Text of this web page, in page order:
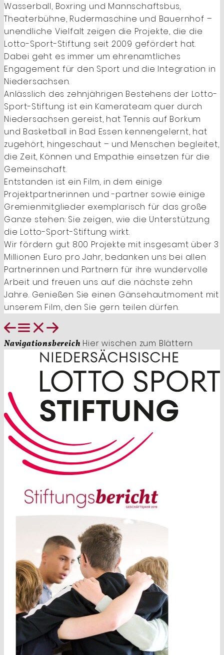
Wasserball, Boxring und Mannschaftsbus,
Theaterbühne, Rudermaschine und Bauernhof –
unendliche Vielfalt zeigen die Projekte, die die
Lotto-Sport-Stiftung seit 2009 gefördert hat.
Dabei geht es immer um ehrenamtliches
Engagement für den Sport und die Integration in
Niedersachsen.
Anlässlich des zehnjährigen Bestehens der Lotto-
Sport-Stiftung ist ein Kamerateam quer durch
Niedersachsen gereist, hat Tennis auf Borkum
und Basketball in Bad Essen kennengelernt, hat
zugehört, hingeschaut – und Menschen begleitet,
die Zeit, Können und Empathie einsetzen für die
Gemeinschaft.
Entstanden ist ein Film, in dem einige
Projektpartnerinnen und -partner sowie einige
Gremienmitglieder exemplarisch für das große
Ganze stehen: Sie zeigen, wie die Unterstützung
die Lotto-Sport-Stiftung wirkt.
Wir fördern gut 800 Projekte mit insgesamt über 3
Millionen Euro pro Jahr, bedanken uns bei allen
Partnerinnen und Partnern für ihre wundervolle
Arbeit und freuen uns auf die nächste zehn
Jahre. Genießen Sie einen Gänsehautmoment mit
unserem Film, den Sie gern teilen dürfen.
Navigationsbereich Hier wischen zum Blättern